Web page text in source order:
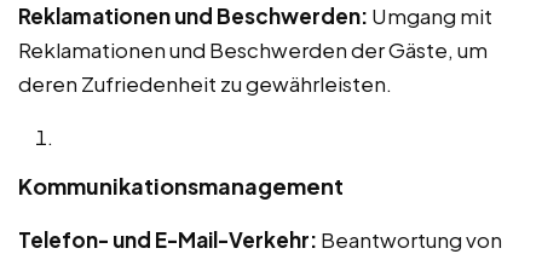
Reklamationen und Beschwerden: Umgang mit
Reklamationen und Beschwerden der Gäste, um
deren Zufriedenheit zu gewährleisten.
Kommunikationsmanagement
Telefon- und E-Mail-Verkehr: Beantwortung von